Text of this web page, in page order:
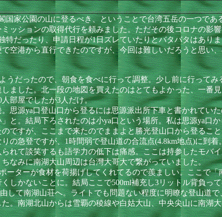
家公園の山に登るべき、ということで台湾五岳の一つであ
ッションの取得代行を頼みました。ただその後コロナの影
だったり、申請日程が1日ズレていたりとバタバタはあり
空港から直行できたのですが、今回は難しいだろうと思い
だったので、朝食を食べに行って調整。少し前に行ってみ
ました。北一段の地図を買えたのはとてもよかった、一番
部屋でしたが3人だけ。
源ya口登山口から登るには思源派出所下車と書かれてい
と。結局下ろされたのは小ya口という場所。私は思源ya口
ですが、ここまで来たのでままよと勝光登山口から登るこ
の急登ですが、1時間弱で登山道の合流点(4.8km地点)に到
れて談笑するも語学力の低下は痛感。ここは持参したモバ
なみに南湖大山周辺は台灣大哥大で繋がっていました。
ターが食材を荷揚げしてくれてるので羨ましい。ここで「
しかないことに。結局ここで500ml補充し3リットル背負っ
て南湖山荘へ。ライトでも問題ない程度に明瞭な登山道
。南湖北山からは雪覇の稜線や白姑大山、中央尖山に南湖